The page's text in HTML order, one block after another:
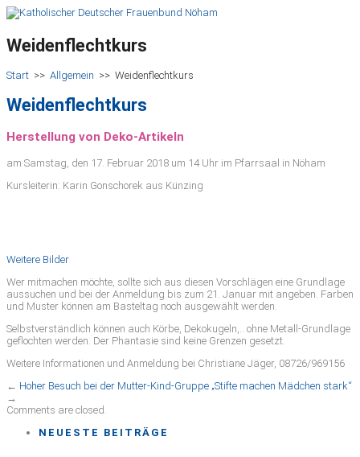
Weidenflechtkurs
Start >> Allgemein >> Weidenflechtkurs
Weidenflechtkurs
Herstellung von Deko-Artikeln
am Samstag, den 17. Februar 2018 um 14 Uhr im Pfarrsaal in Nöham
Kursleiterin: Karin Gonschorek aus Künzing
Weitere Bilder
Wer mitmachen möchte, sollte sich aus diesen Vorschlägen eine Grundlage
aussuchen und bei der Anmeldung bis zum 21. Januar mit angeben. Farben
und Muster können am Basteltag noch ausgewählt werden.
Selbstverständlich können auch Körbe, Dekokugeln,.. ohne Metall-Grundlage
geflochten werden. Der Phantasie sind keine Grenzen gesetzt.
Weitere Informationen und Anmeldung bei Christiane Jäger, 08726/969156
← Hoher Besuch bei der Mutter-Kind-Gruppe „Stifte machen Mädchen stark“
→
Comments are closed.
NEUESTE BEITRÄGE